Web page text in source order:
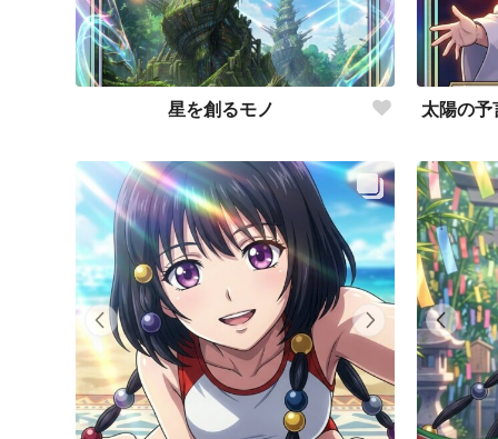
星を創るモノ